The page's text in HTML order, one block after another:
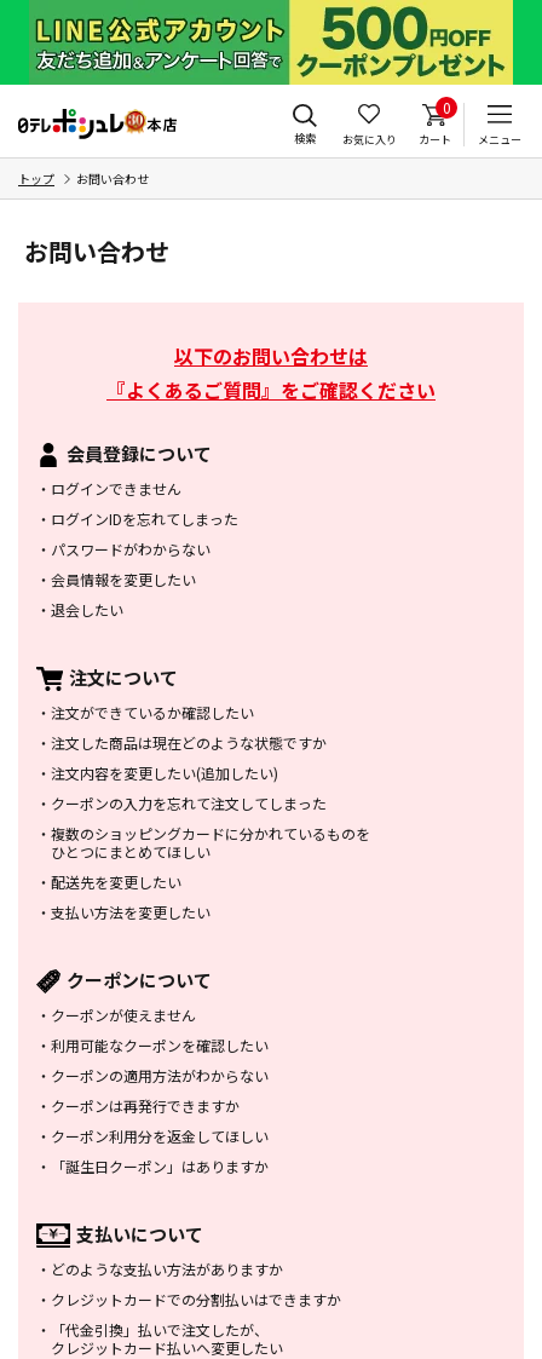
検索 お気に入り
0
カート メニュー
トップ お問い合わせ
お問い合わせ
以下のお問い合わせは
『よくあるご質問』をご確認ください
会員登録について
・ ログインできません
・ ログインIDを忘れてしまった
・ パスワードがわからない
・ 会員情報を変更したい
・ 退会したい
注文について
・ 注文ができているか確認したい
・ 注文した商品は現在どのような状態ですか
・ 注文内容を変更したい(追加したい)
・ クーポンの入力を忘れて注文してしまった
・ 複数のショッピングカードに分かれているものを
ひとつにまとめてほしい
・ 配送先を変更したい
・ 支払い方法を変更したい
クーポンについて
・ クーポンが使えません
・ 利用可能なクーポンを確認したい
・ クーポンの適用方法がわからない
・ クーポンは再発行できますか
・ クーポン利用分を返金してほしい
・
「誕生日クーポン」はありますか
支払いについて
・ どのような支払い方法がありますか
・ クレジットカードでの分割払いはできますか
・
「代金引換」払いで注文したが、
クレジットカード払いへ変更したい